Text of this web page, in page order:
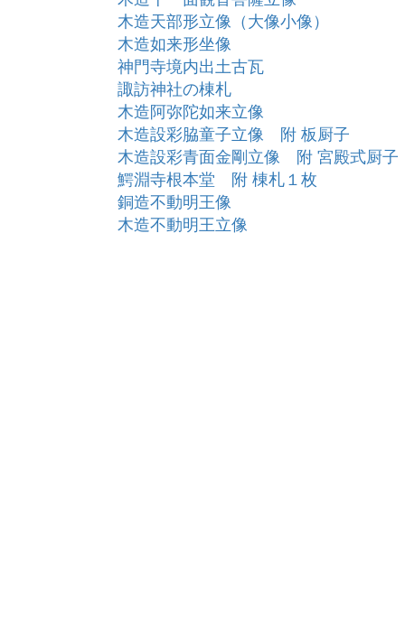
木造天部形立像（大像小像）
木造如来形坐像
神門寺境内出土古瓦
諏訪神社の棟札
木造阿弥陀如来立像
木造設彩脇童子立像 附 板厨子
木造設彩青面金剛立像 附 宮殿式厨子
鰐淵寺根本堂 附 棟札１枚
銅造不動明王像
木造不動明王立像